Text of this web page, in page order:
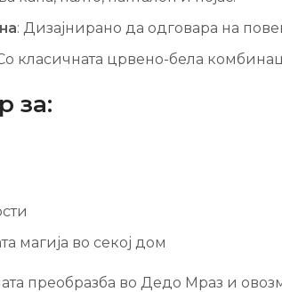
: Дизајнирано да одговара на
класичната црвено-бела
за:
магија во секој дом
преобразба во Дедо Мраз и